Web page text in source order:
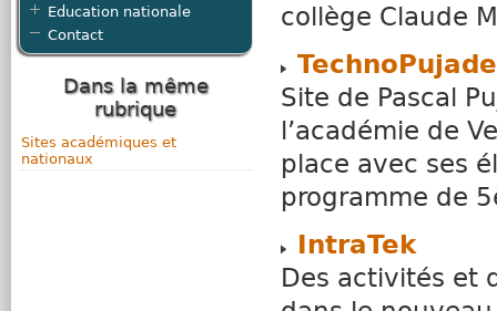
collège Claude
Site de Pascal
l’académie de
place avec ses
programme de
IntraTek
Des activités et
Education nationale
Contact
Dans la même
rubrique
Sites académiques et
nationaux